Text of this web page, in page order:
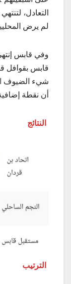
التعادل،
لم يرض
وفي قابس
قابس بقوافل
شيء الضيوف
أن نقطة
النتائج
الترتيب